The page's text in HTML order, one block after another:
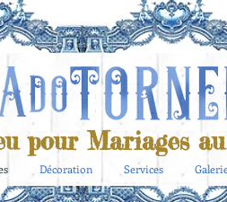
pour Mariages
Décoration Services